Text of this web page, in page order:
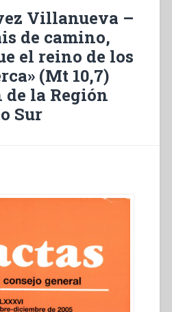
le
royaume
des
cieux
est
tout
proche»
(Mt
Cône
Sud”
Villanueva –
de camino,
el reino de los
(Mt 10,7)
la Región
Sur